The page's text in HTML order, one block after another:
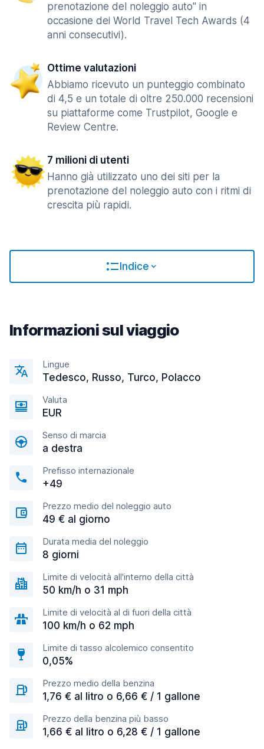
prenotazione del noleggio auto" in
occasione dei World Travel Tech Awards (4
anni consecutivi).
Ottime valutazioni
Abbiamo ricevuto un punteggio combinato
di 4,5 e un totale di oltre 250.000 recensioni
su piattaforme come Trustpilot, Google e
Review Centre.
7 milioni di utenti
Hanno già utilizzato uno dei siti per la
prenotazione del noleggio auto con i ritmi di
crescita più rapidi.
Indice
Informazioni sul viaggio
Lingue
Tedesco, Russo, Turco, Polacco
Valuta
EUR
Senso di marcia
a destra
Prefisso internazionale
+49
Prezzo medio del noleggio auto
49 € al giorno
Durata media del noleggio
8 giorni
Limite di velocità all'interno della città
50 km/h o 31 mph
Limite di velocità al di fuori della città
100 km/h o 62 mph
Limite di tasso alcolemico consentito
0,05%
Prezzo medio della benzina
1,76 € al litro o 6,66 € / 1 gallone
Prezzo della benzina più basso
1,66 € al litro o 6,28 € / 1 gallone